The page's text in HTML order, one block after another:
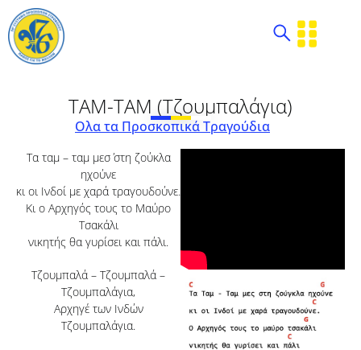
ΤΑΜ-ΤΑΜ (Τζουμπαλάγια)
Ολα τα Προσκοπικά Τραγούδια
Τα ταμ – ταμ μεσ΄ στη ζούκλα
ηχούνε
κι οι Ινδοί με χαρά τραγουδούνε.
Κι ο Αρχηγός τους το Μαύρο
Τσακάλι
νικητής θα γυρίσει και πάλι.
Τζουμπαλά – Τζουμπαλά –
Τζουμπαλάγια,
Αρχηγέ των Ινδών
Τζουμπαλάγια.